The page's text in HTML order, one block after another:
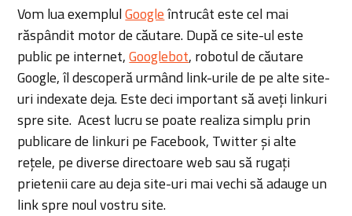
Vom lua exemplulGoogleîntrucât este cel mai
răspândit motor de căutare. După ce site-ul este
public pe internet,Googlebot, robotul de căutare
Google, îl descoperă urmând link-urile de pe alte site-
uri indexate deja. Este deci important să aveți linkuri
spre site. Acest lucru se poate realiza simplu prin
publicare de linkuri pe Facebook, Twitter și alte
rețele, pe diverse directoare web sau să rugați
prietenii care au deja site-uri mai vechi să adauge un
link spre noul vostru site.